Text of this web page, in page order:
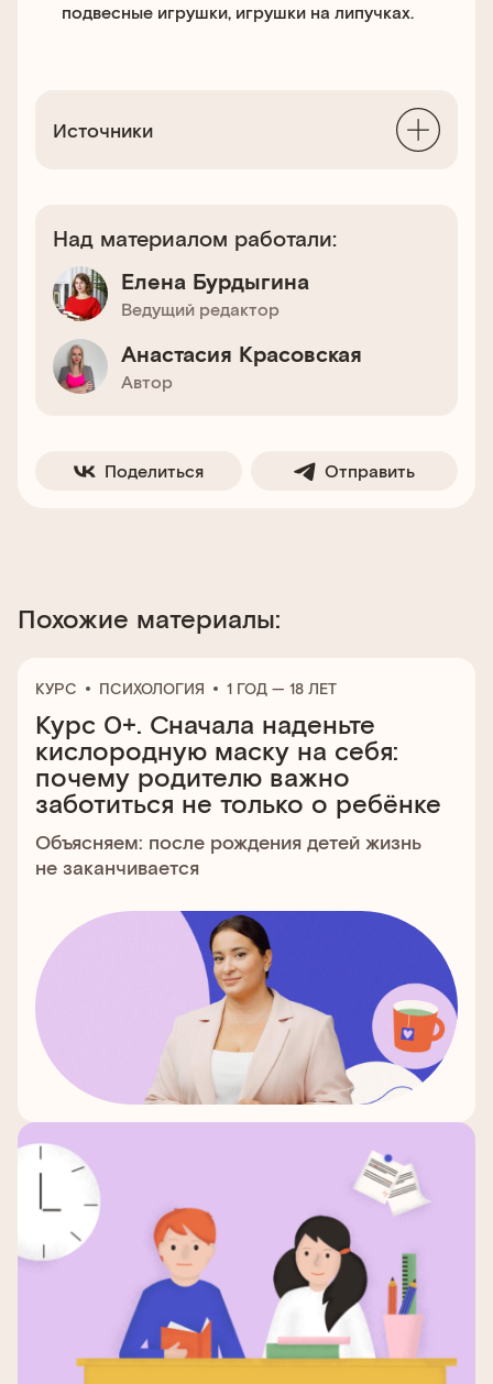
подвесные игрушки, игрушки на липучках.
Источники
Над материалом работали:
Елена Бурдыгина
Ведущий редактор
Анастасия Красовская
Автор
Поделиться Отправить
Похожие материалы:
КУРС ПСИХОЛОГИЯ 1 ГОД — 18 ЛЕТ
Курс 0+. Сначала наденьте
кислородную маску на себя:
почему родителю важно
заботиться не только о ребёнке
Объясняем: после рождения детей жизнь
не заканчивается